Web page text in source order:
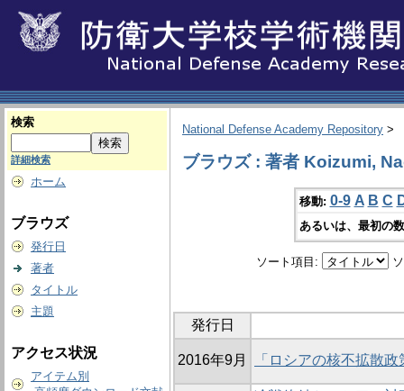
検索
詳細検索
ホーム
ブラウズ
発行日
著者
タイトル
主題
アクセス状況
アイテム別
National Defense Academy Repository >
ブラウズ : 著者 Koizumi,
移動: 0-9 A B C
あるいは、最初の
ソート項目:
発行日
2016年9月 「ロシアの核不拡散